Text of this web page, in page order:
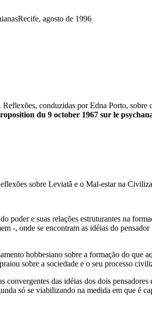
agosto de 1996
conduzidas por Edna Porto, sobre
du 9 october 1967 sur le
sobre Leviatã e o Mal-estar na
poder e suas relações estruturantes na
-, onde se encontram as idéias do
hobbesiano sobre a formação do
sobre a sociedade e o seu processo
das idéias dos dois
só se viabilizando na medida em que é